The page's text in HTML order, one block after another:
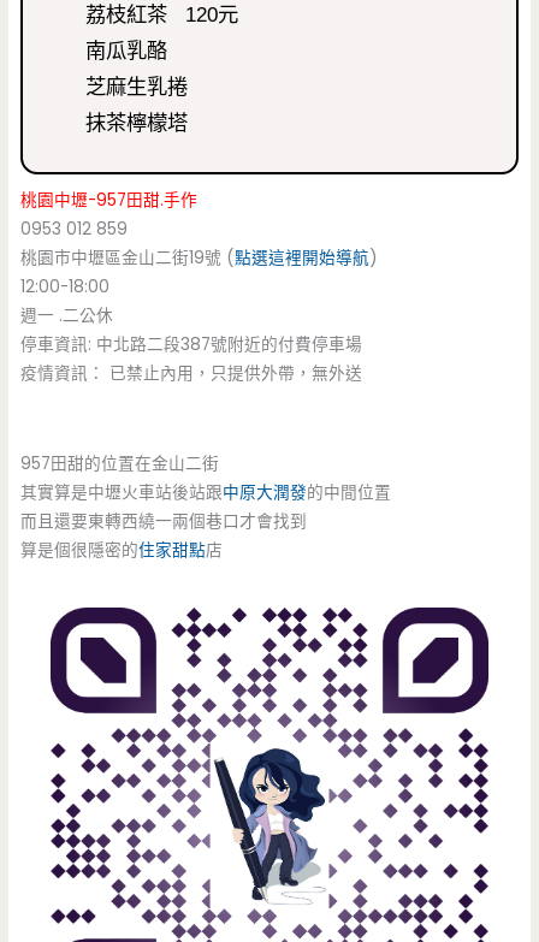
荔枝紅茶 120元
南瓜乳酪
芝麻生乳捲
抹茶檸檬塔
桃園中壢-957田甜.手作
0953 012 859
桃園市中壢區金山二街19號 (點選這裡開始導航)
12:00-18:00
週一 .二公休
停車資訊: 中北路二段387號附近的付費停車場
疫情資訊： 已禁止內用，只提供外帶，無外送
957田甜的位置在金山二街
其實算是中壢火車站後站跟中原大潤發的中間位置
而且還要東轉西繞一兩個巷口才會找到
算是個很隱密的住家甜點店